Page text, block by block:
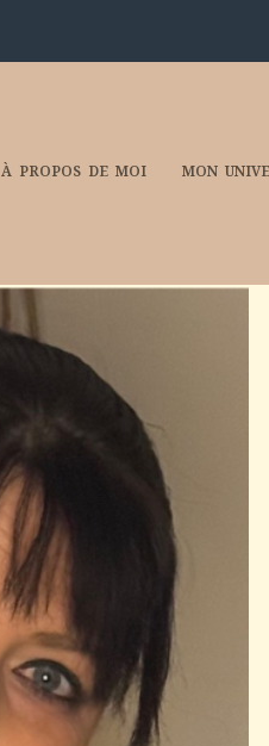
À PROPOS DE MOI MON